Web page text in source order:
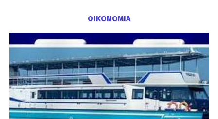
ΟΙΚΟΝΟΜΙΑ